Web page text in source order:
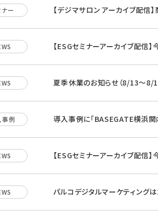
ナー 【デジマサロン アーカイブ配信
【ESGセミナーアーカイブ配信
夏季休業のお知らせ（8/13～8/
事例 導入事例に「BASEGATE横浜
【ESGセミナーアーカイブ配信
パルコデジタルマーケティング